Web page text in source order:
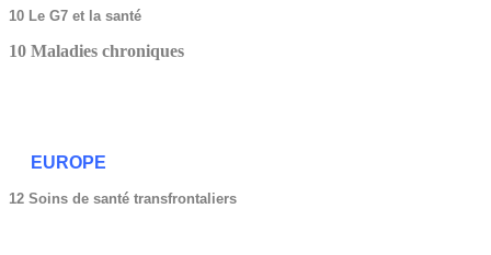
10 Le G7 et la santé
10 Maladies chroniques
EUROPE
12 Soins de santé transfrontaliers